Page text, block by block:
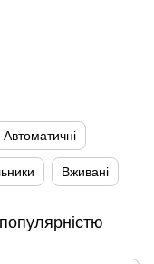
Автоматичні
Вживані